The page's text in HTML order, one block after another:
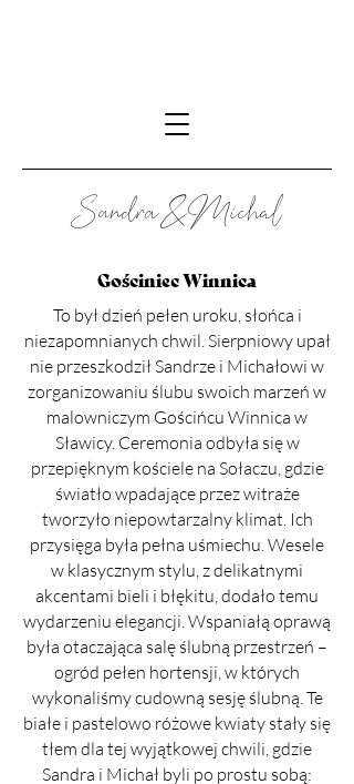
Sandra&Michal
Gościniec Winnica
To był dzień pełen uroku, słońca i
niezapomnianych chwil. Sierpniowy upał
nie przeszkodził Sandrze i Michałowi w
zorganizowaniu ślubu swoich marzeń w
malowniczym Gościńcu Winnica w
Sławicy. Ceremonia odbyła się w
przepięknym kościele na Sołaczu, gdzie
światło wpadające przez witraże
tworzyło niepowtarzalny klimat. Ich
przysięga była pełna uśmiechu.Wesele
w klasycznym stylu, z delikatnymi
akcentami bieli i błękitu, dodało temu
wydarzeniu elegancji. Wspaniałą oprawą
była otaczająca salę ślubną przestrzeń –
ogród pełen hortensji, w których
wykonaliśmy cudowną sesję ślubną. Te
białe i pastelowo różowe kwiaty stały się
tłem dla tej wyjątkowej chwili, gdzie
Sandra i Michał byli po prostu sobą: